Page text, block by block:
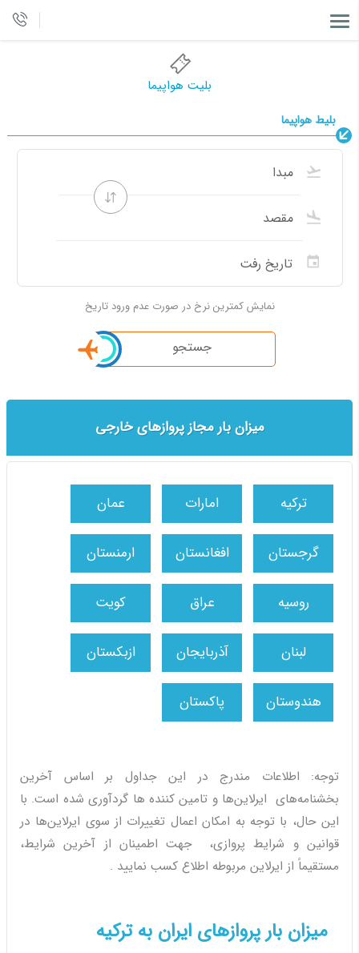
بلیت هواپیما
بلیط هواپیما
نمایش کمترین نرخ در صورت عدم ورود تاریخ
جستجو
میزان بار مجاز پروازهای خارجی
توجه: اطلاعات مندرج در این جداول بر اساس آخرین
بخشنامه‌های ایرلاین‌ها و تامین کننده ها گردآوری شده است. با
این حال، با توجه به امکان اعمال تغییرات از سوی ایرلاین‌ها در
قوانین و شرایط پروازی، جهت اطمینان از آخرین شرایط،
مستقیماً از ایرلاین مربوطه اطلاع کسب نمایید .
میزان بار پروازهای ایران به ترکیه